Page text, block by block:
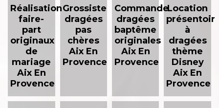
Réalisation
faire-
part
originaux
de
mariage
Aix En
Provence
Grossiste
dragées
pas
chères
Aix En
Provence
Commande
dragées
baptême
originales
Aix En
Provence
Location
présentoir
à
dragées
thème
Disney
Aix En
Provence